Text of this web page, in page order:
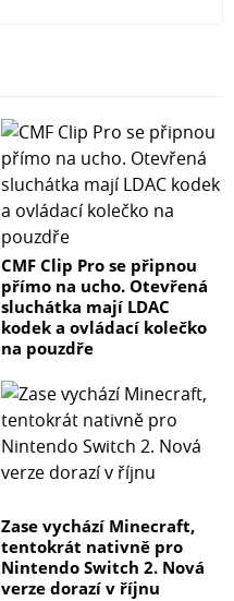
CMF Clip Pro se připnou
přímo na ucho. Otevřená
sluchátka mají LDAC
kodek a ovládací kolečko
na pouzdře
Zase vychází Minecraft,
tentokrát nativně pro
Nintendo Switch 2. Nová
verze dorazí v říjnu